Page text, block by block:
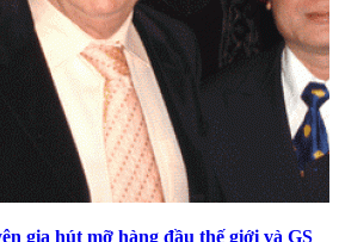
gia hút mỡ hàng đầu thế giới và GS